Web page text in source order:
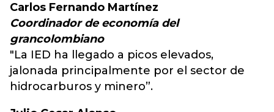
Carlos Fernando Martínez
Coordinador de economía del
grancolombiano
"La IED ha llegado a picos elevados,
jalonada principalmente por el sector de
hidrocarburos y minero”.